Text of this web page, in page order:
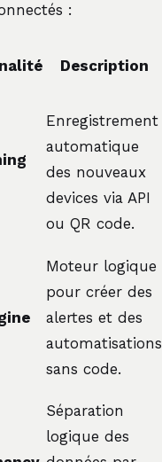
:
Description
Enregistrement
automatique
des nouveaux
devices via API
ou QR code.
Moteur logique
pour créer des
alertes et des
automatisations
sans code.
Séparation
logique des